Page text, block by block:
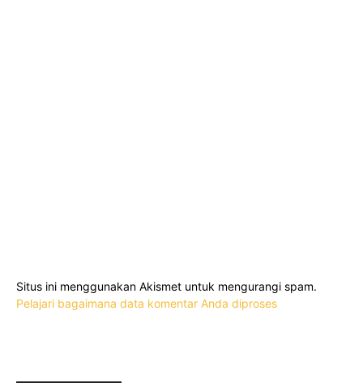
Situs ini menggunakan Akismet untuk mengurangi spam.
Pelajari bagaimana data komentar Anda diproses